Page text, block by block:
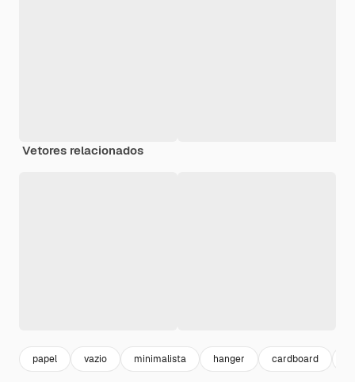
Vetores relacionados
papel vazio minimalista hanger cardboard